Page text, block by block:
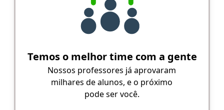
Temos o melhor time com a gente
Nossos professores já aprovaram
milhares de alunos, e o próximo
pode ser você.